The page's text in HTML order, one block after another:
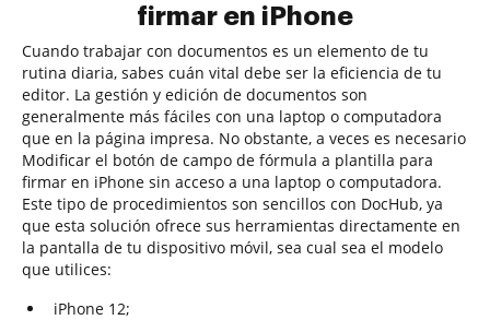
firmar en iPhone
Cuando trabajar con documentos es un elemento de tu
rutina diaria, sabes cuán vital debe ser la eficiencia de tu
editor. La gestión y edición de documentos son
generalmente más fáciles con una laptop o computadora
que en la página impresa. No obstante, a veces es necesario
Modificar el botón de campo de fórmula a plantilla para
firmar en iPhone sin acceso a una laptop o computadora.
Este tipo de procedimientos son sencillos con DocHub, ya
que esta solución ofrece sus herramientas directamente en
la pantalla de tu dispositivo móvil, sea cual sea el modelo
que utilices:
iPhone 12;